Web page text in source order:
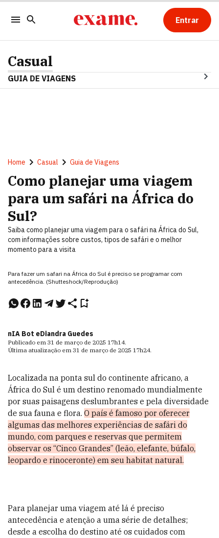
Entrar
Casual
GUIA DE VIAGENS
Home Casual Guia de Viagens
Como planejar uma viagem
para um safári na África do
Sul?
Saiba como planejar uma viagem para o safári na África do Sul,
com informações sobre custos, tipos de safári e o melhor
momento para a visita
Para fazer um safari na África do Sul é preciso se programar com
antecedência. (Shutteshock/Reprodução)
nIA Bot eDiandra Guedes
Publicado em 31 de março de 2025 17h14.
Última atualização em 31 de março de 2025 17h24.
Localizada na ponta sul do continente africano, a
África do Sul é um destino renomado mundialmente
por suas paisagens deslumbrantes e pela diversidade
de sua fauna e flora. O país é famoso por oferecer
algumas das melhores experiências de safári do
mundo, com parques e reservas que permitem
observar os “Cinco Grandes” (leão, elefante, búfalo,
leopardo e rinoceronte) em seu habitat natural.
Para planejar uma viagem até lá é preciso
antecedência e atenção a uma série de detalhes;
desde a escolha do destino até os cuidados com